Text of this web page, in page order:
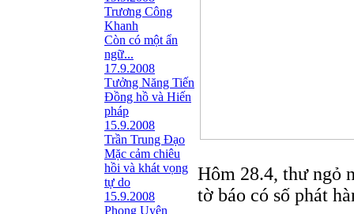
Trương Công
Khanh
Còn có một ẩn
ngữ...
17.9.2008
Tưởng Năng Tiến
Đồng hồ và Hiến
pháp
15.9.2008
Trần Trung Đạo
Mặc cảm chiêu
hồi và khát vọng
tự do
15.9.2008
Phong Uyên
Hôm 28.4, thư ngỏ
tờ báo có số phát